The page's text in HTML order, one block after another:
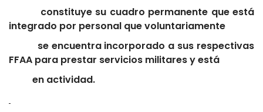
constituye su cuadro permanente que está
integrado por personal que voluntariamente
se encuentra incorporado a sus respectivas
FFAA para prestar servicios militares y está
en actividad.